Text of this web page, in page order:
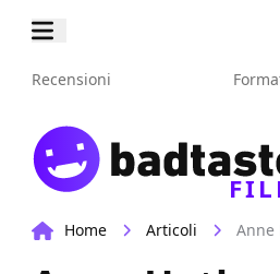
Recensioni
Home Articoli Anne